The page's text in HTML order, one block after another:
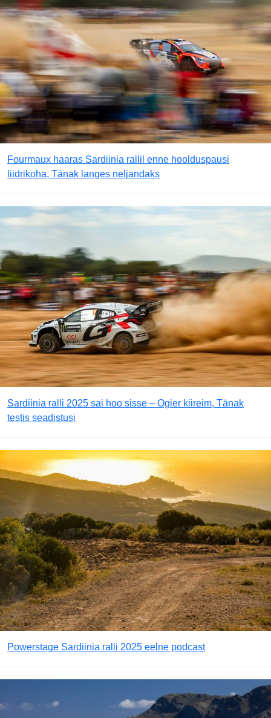
Fourmaux haaras Sardiinia rallil enne hoolduspausi
liidrikoha, Tänak langes neljandaks
Sardiinia ralli 2025 sai hoo sisse – Ogier kiireim, Tänak
testis seadistusi
Powerstage Sardiinia ralli 2025 eelne podcast